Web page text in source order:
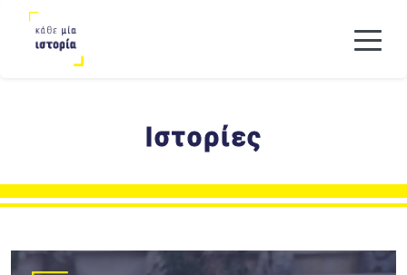
Ιστορίες